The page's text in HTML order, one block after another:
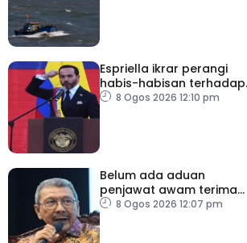
Espriella ikrar perangi
habis-habisan terhadap
pengganas narkotik
8 Ogos 2026 12:10 pm
Belum ada aduan
penjawat awam terima
tekanan daripada ahli
8 Ogos 2026 12:07 pm